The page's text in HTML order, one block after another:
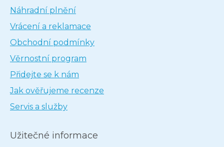
Náhradní plnění
Vrácení a reklamace
Obchodní podmínky
Věrnostní program
Přidejte se k nám
Jak ověřujeme recenze
Servis a služby
Užitečné informace